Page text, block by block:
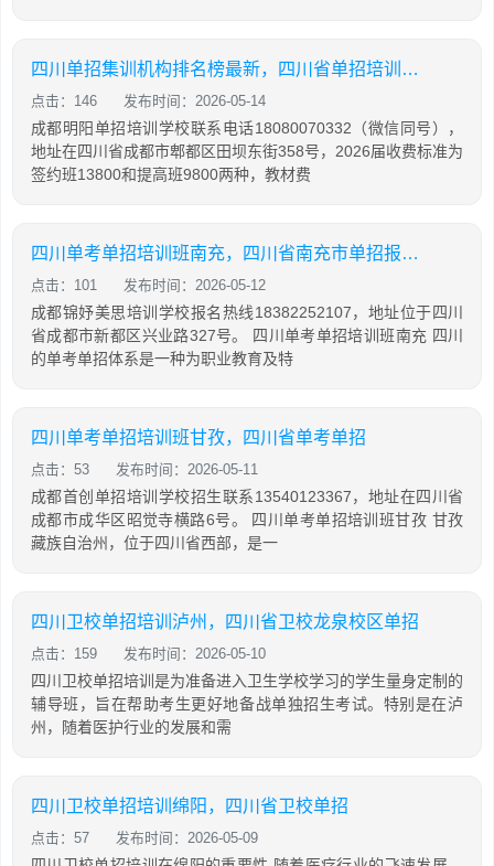
四川单招集训机构排名榜最新，四川省单招培训学校排名
点击：146 发布时间：2026-05-14
成都明阳单招培训学校联系电话18080070332（微信同号），
地址在四川省成都市郫都区田坝东街358号，2026届收费标准为
签约班13800和提高班9800两种，教材费
四川单考单招培训班南充，四川省南充市单招报名时间
点击：101 发布时间：2026-05-12
成都锦妤美思培训学校报名热线18382252107，地址位于四川
省成都市新都区兴业路327号。 四川单考单招培训班南充 四川
的单考单招体系是一种为职业教育及特
四川单考单招培训班甘孜，四川省单考单招
点击：53 发布时间：2026-05-11
成都首创单招培训学校招生联系13540123367，地址在四川省
成都市成华区昭觉寺横路6号。 四川单考单招培训班甘孜 甘孜
藏族自治州，位于四川省西部，是一
四川卫校单招培训泸州，四川省卫校龙泉校区单招
点击：159 发布时间：2026-05-10
四川卫校单招培训是为准备进入卫生学校学习的学生量身定制的
辅导班，旨在帮助考生更好地备战单独招生考试。特别是在泸
州，随着医护行业的发展和需
四川卫校单招培训绵阳，四川省卫校单招
点击：57 发布时间：2026-05-09